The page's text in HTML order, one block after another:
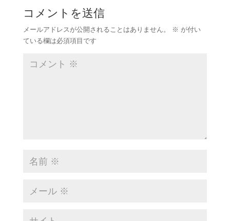
コメントを送信
メールアドレスが公開されることはありません。 ※ が付い
ている欄は必須項目です